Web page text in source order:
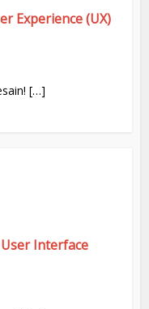
Experience (UX)
[…]
Interface